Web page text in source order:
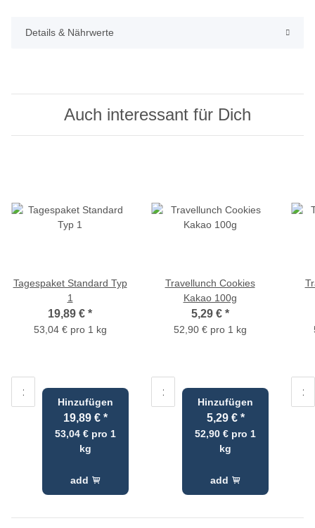
Details & Nährwerte
Auch interessant für Dich
Tagespaket Standard Typ
1
19,89 € *
53,04 € pro 1 kg
Hinzufügen
19,89 €*
53,04 € pro 1
kg
add
Travellunch Cookies
Kakao 100g
5,29 € *
52,90 € pro 1 kg
Hinzufügen
5,29 € *
52,90 € pro 1
kg
add